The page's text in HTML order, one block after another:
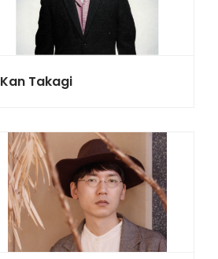
Kan Takagi